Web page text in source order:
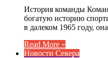
История команды
богатую историю
в далеком 1965 году,
Read More »
Новости Севера